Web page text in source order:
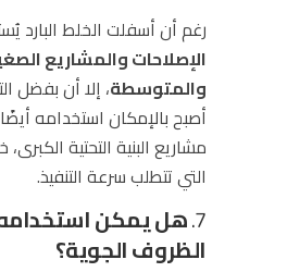
رغم أن أسفلت الخلط البارد
الإصلاحات والمشاريع
والمتوسطة، إلا أن بفضل
أصبح بالإمكان استخدامه
مشاريع البنية التحتية
التي تتطلب سرعة التنفيذ.
7. هل يمكن
الظروف الجوية؟